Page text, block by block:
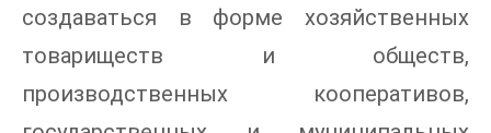
создаваться в форме хозяйственных
товариществ и обществ,
производственных кооперативов,